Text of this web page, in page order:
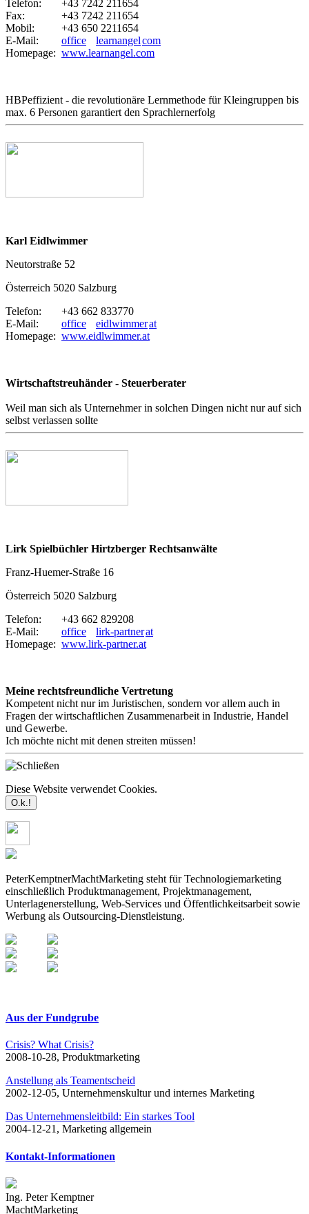
Telefon:
+43 7242 211654
Fax:
+43 7242 211654
Mobil:
+43 650 2211654
E-Mail:
office learnangelcom
Homepage: www.learnangel.com
HBPeffizient - die revolutionäre Lernmethode für Kleingruppen bis
max. 6 Personen garantiert den Sprachlernerfolg
Karl Eidlwimmer
Neutorstraße 52
Österreich 5020 Salzburg
Telefon:
+43 662 833770
E-Mail:
office eidlwimmerat
Homepage: www.eidlwimmer.at
Wirtschaftstreuhänder - Steuerberater
Weil man sich als Unternehmer in solchen Dingen nicht nur auf sich
selbst verlassen sollte
Lirk Spielbüchler Hirtzberger Rechtsanwälte
Franz-Huemer-Straße 16
Österreich 5020 Salzburg
Telefon:
+43 662 829208
E-Mail:
office lirk-partnerat
Homepage: www.lirk-partner.at
Meine rechtsfreundliche Vertretung
Kompetent nicht nur im Juristischen, sondern vor allem auch in
Fragen der wirtschaftlichen Zusammenarbeit in Industrie, Handel
und Gewerbe.
Ich möchte nicht mit denen streiten müssen!
Diese Website verwendet Cookies.
PeterKemptnerMachtMarketing steht für Technologiemarketing
einschließlich Produktmanagement, Projektmanagement,
Unterlagenerstellung, Web-Services und Öffentlichkeitsarbeit sowie
Werbung als Outsourcing-Dienstleistung.
Aus der Fundgrube
Crisis? What Crisis?
2008-10-28, Produktmarketing
Anstellung als Teamentscheid
2002-12-05, Unternehmenskultur und internes Marketing
Das Unternehmensleitbild: Ein starkes Tool
2004-12-21, Marketing allgemein
Kontakt-Informationen
Ing. Peter Kemptner
MachtMarketing